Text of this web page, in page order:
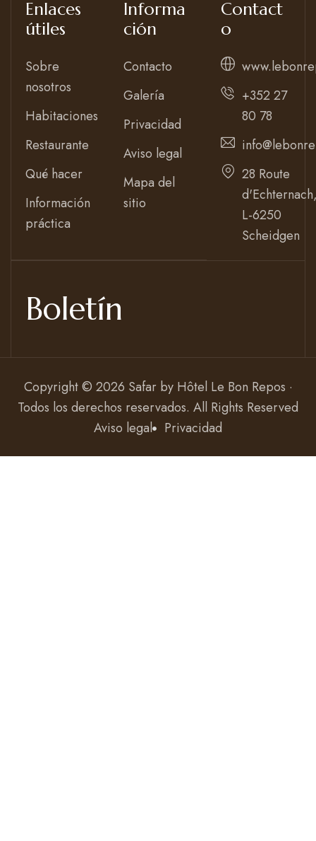
Enlaces
útiles
Sobre
nosotros
Habitaciones
Restaurante
Qué hacer
Información
práctica
Informa
ción
Contacto
Galería
Privacidad
Aviso legal
Mapa del
sitio
Contact
o
+352 27
80 78
28 Route
L-6250
Scheidgen
Boletín
Copyright © 2026 Safar by Hôtel Le Bon Repos ·
Todos los derechos reservados. All Rights Reserved
Aviso legal
Privacidad